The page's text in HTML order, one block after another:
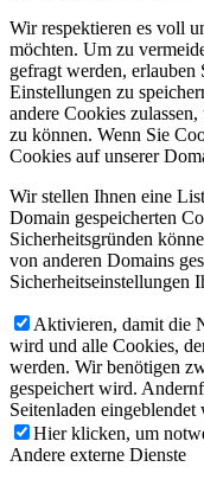
Wir respektieren es voll
möchten. Um zu
gefragt werden,
Einstellungen zu
andere Cookies
zu können. Wenn Sie
Cookies auf unserer
Wir stellen Ihnen eine
Domain gespeicherten
Sicherheitsgründen
von anderen Domains
Sicherheitseinstellungen
Aktivieren, damit die
wird und alle Cookies,
werden. Wir benötigen
gespeichert wird.
Seitenladen eingeblendet
Hier klicken, um
Andere externe Dienste